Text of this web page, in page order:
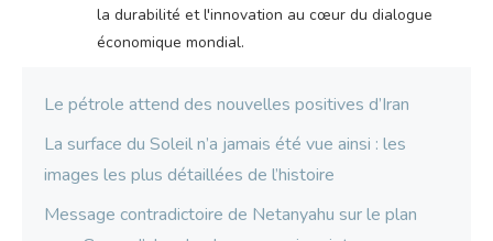
la durabilité et l'innovation au cœur du dialogue
économique mondial.
Le pétrole attend des nouvelles positives d’Iran
La surface du Soleil n’a jamais été vue ainsi : les
images les plus détaillées de l’histoire
Message contradictoire de Netanyahu sur le plan